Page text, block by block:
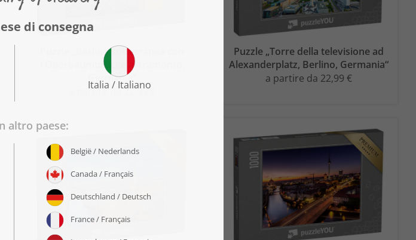
Puzzle „Berlino sotterranea con
l'Oberbaumbrücke al tramonto,
Germania“
a partire da 22,99 €
Puzzle „Torre della televisione ad
Alexanderplatz, Berlino, Germania“
a partire da 22,99 €